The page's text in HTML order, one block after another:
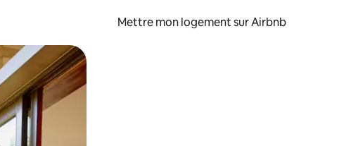
Mettre mon logement sur Airbnb